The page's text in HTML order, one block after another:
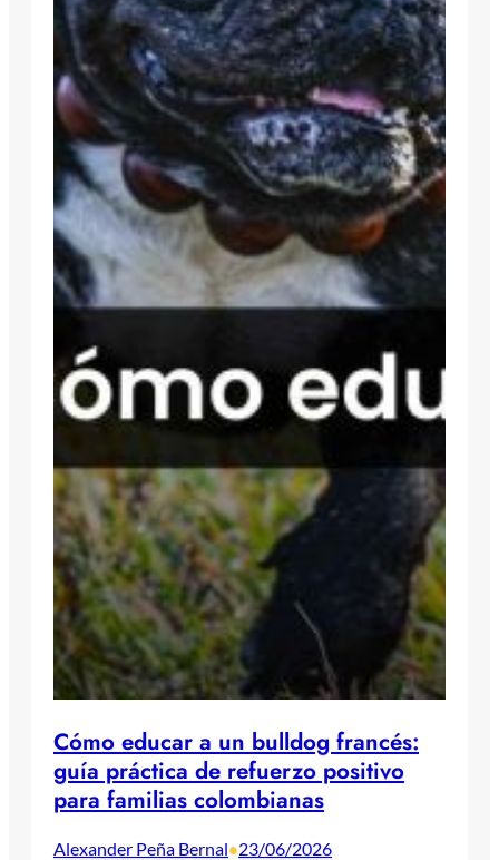
Cómo educar a un bulldog francés:
guía práctica de refuerzo positivo
para familias colombianas
Alexander Peña Bernal•23/06/2026